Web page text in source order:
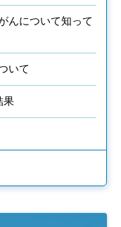
んについて知って
いて
果